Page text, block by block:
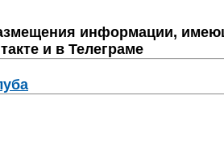
информации,
и в Телеграме